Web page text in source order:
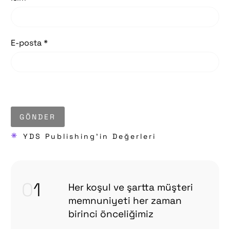
E-posta *
GÖNDER
* YDS Publishing'in Değerleri
1
Her koşul ve şartta müşteri
memnuniyeti her zaman
birinci önceliğimiz